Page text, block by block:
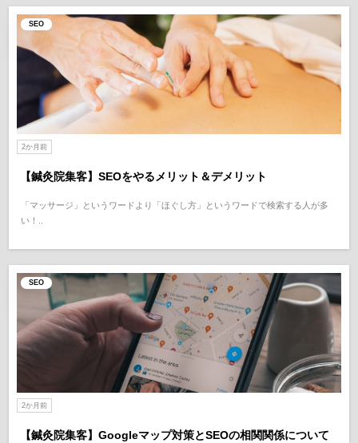
SEO
2か月前
【鍼灸院集客】SEOをやるメリット＆デメリット
「マッサージ」というワードより「ほぐし方」というワードで検索する人が多
い！..
SEO
2か月前
【鍼灸院集客】Googleマップ対策とSEOの相関関係について